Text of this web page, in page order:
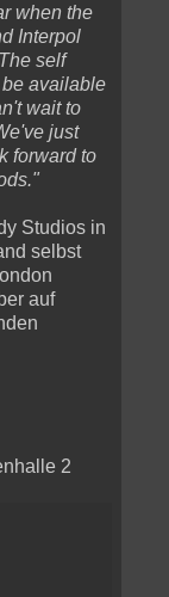
when the
Interpol
self
available
wait to
just
forward to
Studios in
selbst
auf
2